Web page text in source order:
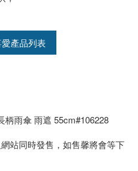
產品列表
柄雨傘 雨遮 55cm#106228
站同時發售，如售馨將會等下